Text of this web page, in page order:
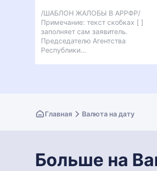
/ШАБЛОН ЖАЛОБЫ В АРРФР/
Примечание: текст скобках [ ]
заполняет сам заявитель.
Председателю Агентства
Республики…
Главная Валюта на дату
Больше на